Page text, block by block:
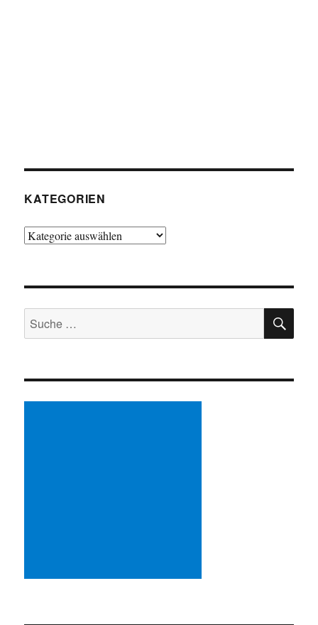
KATEGORIEN
Kategorien
Suche
nach: